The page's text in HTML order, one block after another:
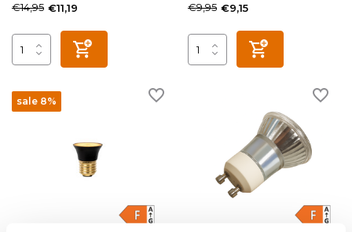
€14,95 €11,19 €9,95 €9,15
sale 8%